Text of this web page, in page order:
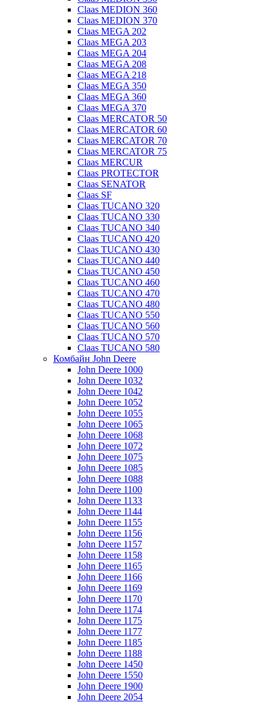
Claas MEDION 360
Claas MEDION 370
Claas MEGA 202
Claas MEGA 203
Claas MEGA 204
Claas MEGA 208
Claas MEGA 218
Claas MEGA 350
Claas MEGA 360
Claas MEGA 370
Claas MERCATOR 50
Claas MERCATOR 60
Claas MERCATOR 70
Claas MERCATOR 75
Claas MERCUR
Claas PROTECTOR
Claas SENATOR
Claas SF
Claas TUCANO 320
Claas TUCANO 330
Claas TUCANO 340
Claas TUCANO 420
Claas TUCANO 430
Claas TUCANO 440
Claas TUCANO 450
Claas TUCANO 460
Claas TUCANO 470
Claas TUCANO 480
Claas TUCANO 550
Claas TUCANO 560
Claas TUCANO 570
Claas TUCANO 580
Комбайн John Deere
John Deere 1000
John Deere 1032
John Deere 1042
John Deere 1052
John Deere 1055
John Deere 1065
John Deere 1068
John Deere 1072
John Deere 1075
John Deere 1085
John Deere 1088
John Deere 1100
John Deere 1133
John Deere 1144
John Deere 1155
John Deere 1156
John Deere 1157
John Deere 1158
John Deere 1165
John Deere 1166
John Deere 1169
John Deere 1170
John Deere 1174
John Deere 1175
John Deere 1177
John Deere 1185
John Deere 1188
John Deere 1450
John Deere 1550
John Deere 1900
John Deere 2054